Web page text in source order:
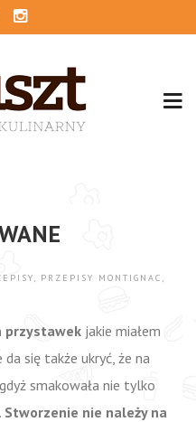
, PRZEPISY MONTIGNAC ,
przystawek jakie miałem
się także ukryć, że na
smakowała nie tylko
Stworzenie nie należy na